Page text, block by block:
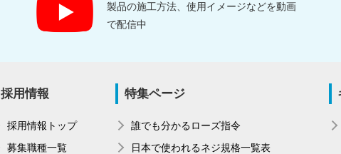
製品の施工方法、使用イメージなどを動画
で配信中
採用情報
採用情報トップ
募集職種一覧
特集ページ
誰でも分かるローズ指令
日本で使われるネジ規格一覧表